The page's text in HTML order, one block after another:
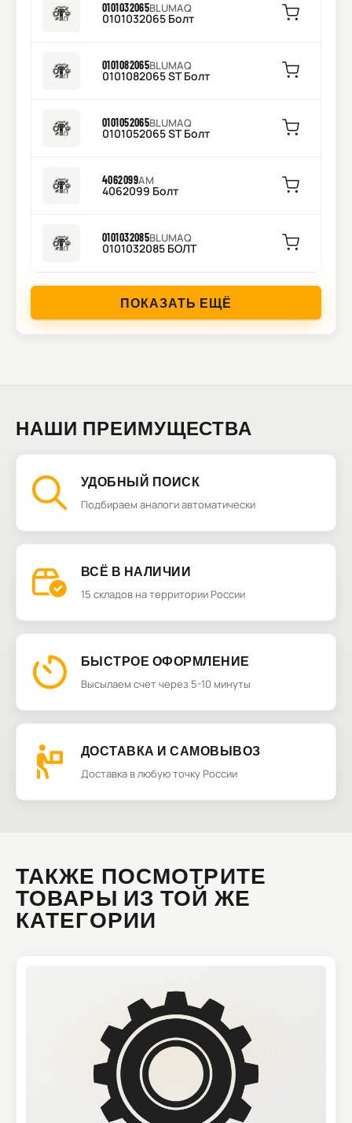
0101032065BLUMAQ
0101032065 Болт
0101082065BLUMAQ
0101082065 ST Болт
0101052065BLUMAQ
0101052065 ST Болт
4062099AM
4062099 Болт
0101032085BLUMAQ
0101032085 БОЛТ
ПОКАЗАТЬ ЕЩЁ
НАШИ ПРЕИМУЩЕСТВА
УДОБНЫЙ ПОИСК
Подбираем аналоги автоматически
ВСЁ В НАЛИЧИИ
15 складов на территории России
БЫСТРОЕ ОФОРМЛЕНИЕ
Высылаем счет через 5-10 минуты
ДОСТАВКА И САМОВЫВОЗ
Доставка в любую точку России
ТАКЖЕ ПОСМОТРИТЕ
ТОВАРЫ ИЗ ТОЙ ЖЕ
КАТЕГОРИИ